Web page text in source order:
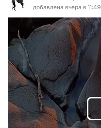
добавлена вчера в 11:49